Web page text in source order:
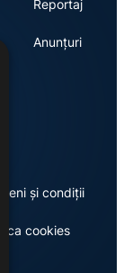
Reportaj
Anunțuri
și condiții
cookies